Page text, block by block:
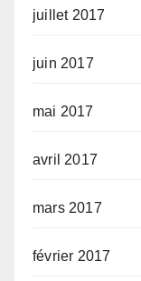
juillet 2017
juin 2017
mai 2017
avril 2017
mars 2017
février 2017